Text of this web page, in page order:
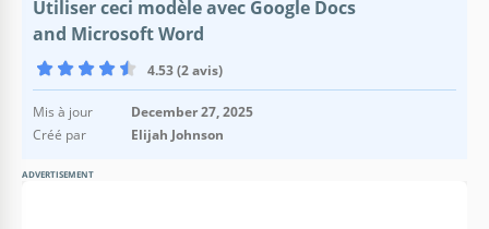
Utiliser ceci modèle avec Google Docs
and Microsoft Word
4.53 (2 avis)
Mis à jour
December 27, 2025
Créé par
Elijah Johnson
ADVERTISEMENT